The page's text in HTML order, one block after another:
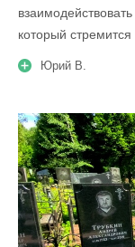
который
Юрий В.